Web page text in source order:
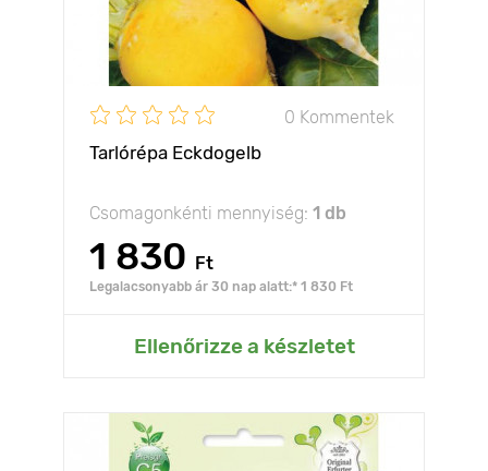
0 Kommentek
Tarlórépa Eckdogelb
Csomagonkénti mennyiség: 1 db
1 830 Ft
Legalacsonyabb ár 30 nap alatt:* 1 830 Ft
Ellenőrizze a készletet